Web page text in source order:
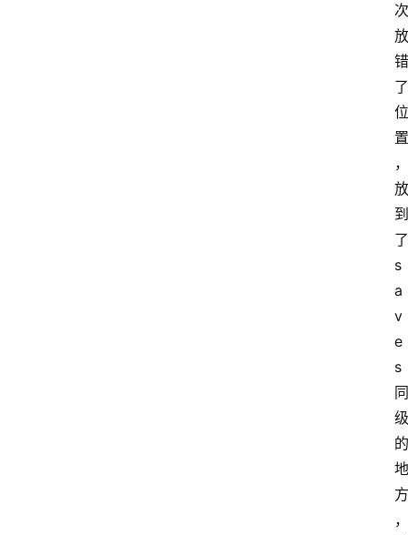
次
放
错
了
位
置
，
放
到
了
s
a
v
e
s
同
级
的
地
方
，